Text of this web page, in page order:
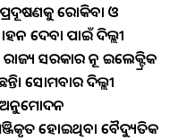
ରୋକିବା ଓ
ଦେବା ପାଇଁ ଦିଲ୍ଲୀ
ସରକାର ନୂଆ ଇଲେକ୍ଟ୍ରିକ
ସୋମବାର ଦିଲ୍ଲୀ
ଅନୁମୋଦନ
ହୋଇଥିବା ବୈଦ୍ୟୁତିକ